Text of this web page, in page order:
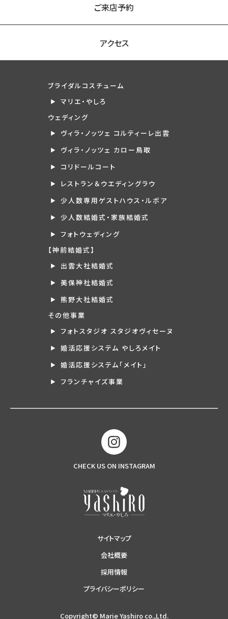
ご来店予約
アクセス
ブライダルコスチューム
マリエ・やしろ
ウェディング
ヴィラ・ノッツェ コルティーレ出雲
ヴィラ・ノッツェ カロー鳥取
コリドールコート
レストラン＆ウエディングラウ
少人数専用ゲストハウス・ルボア
少人数結婚式・家族結婚式
フォトウェディング
【神前結婚式】
出雲大社結婚式
美保神社結婚式
熊野大社結婚式
その他事業
フォトスタジオ スタジオヴィセーヌ
婚活応援システム やしろメイト
婚活応援システム「メイト」
フランチャイズ事業
CHECK US ON INSTAGRAM
サイトマップ
会社概要
採用情報
プライバシーポリシー
Copyright© Marie Yashiro co.,Ltd.